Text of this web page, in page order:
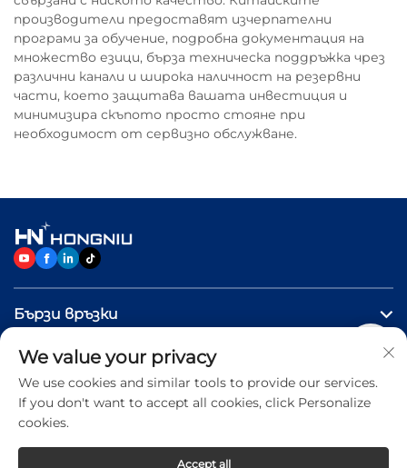
производители предоставят изчерпателни
програми за обучение, подробна документация на
множество езици, бърза техническа поддръжка чрез
различни канали и широка наличност на резервни
части, което защитава вашата инвестиция и
минимизира скъпото просто стояне при
необходимост от сервизно обслужване.
Бързи връзки
ПРОДУКТИ
Свържете се с нас
We value your privacy
We use cookies and similar tools to provide our services.
If you don't want to accept all cookies, click Personalize
cookies.
Accept all